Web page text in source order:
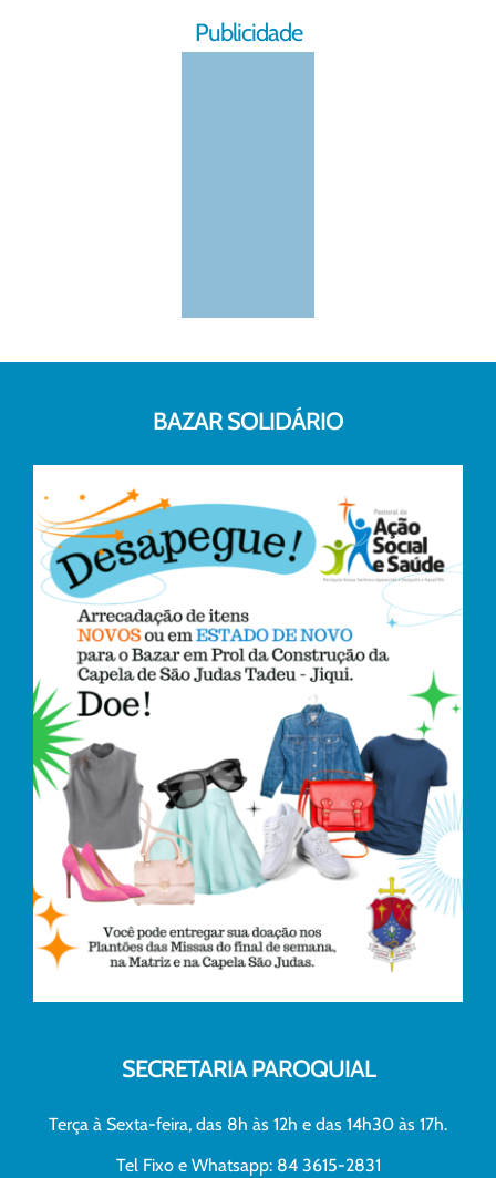
Publicidade
BAZAR SOLIDÁRIO
SECRETARIA PAROQUIAL
Terça à Sexta-feira, das 8h às 12h e das 14h30 às 17h.
Tel Fixo e Whatsapp: 84 3615-2831